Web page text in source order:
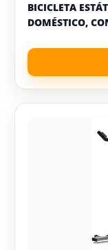
BICICLETA
DOMÉSTICO,